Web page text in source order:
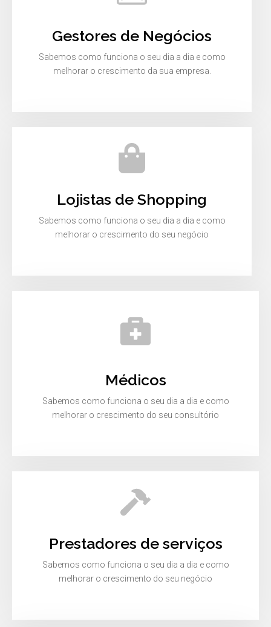
Gestores de Negócios
Sabemos como funciona o seu dia a dia e como
melhorar o crescimento da sua empresa.
Lojistas de Shopping
Sabemos como funciona o seu dia a dia e como
melhorar o crescimento do seu negócio
Médicos
Sabemos como funciona o seu dia a dia e como
melhorar o crescimento do seu consultório
Prestadores de serviços
Sabemos como funciona o seu dia a dia e como
melhorar o crescimento do seu negócio